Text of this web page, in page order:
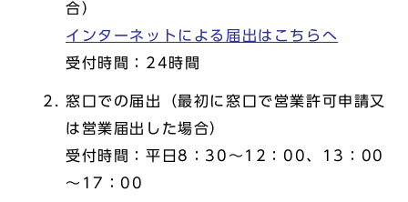
合）
インターネットによる届出はこちらへ
受付時間：24時間
窓口での届出（最初に窓口で営業許可申請又
は営業届出した場合）
受付時間：平日8：30～12：00、13：00
～17：00